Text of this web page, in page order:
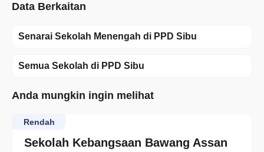
Data Berkaitan
Senarai Sekolah Menengah di PPD Sibu
Semua Sekolah di PPD Sibu
Anda mungkin ingin melihat
Sekolah Kebangsaan Bawang Assan
Rendah